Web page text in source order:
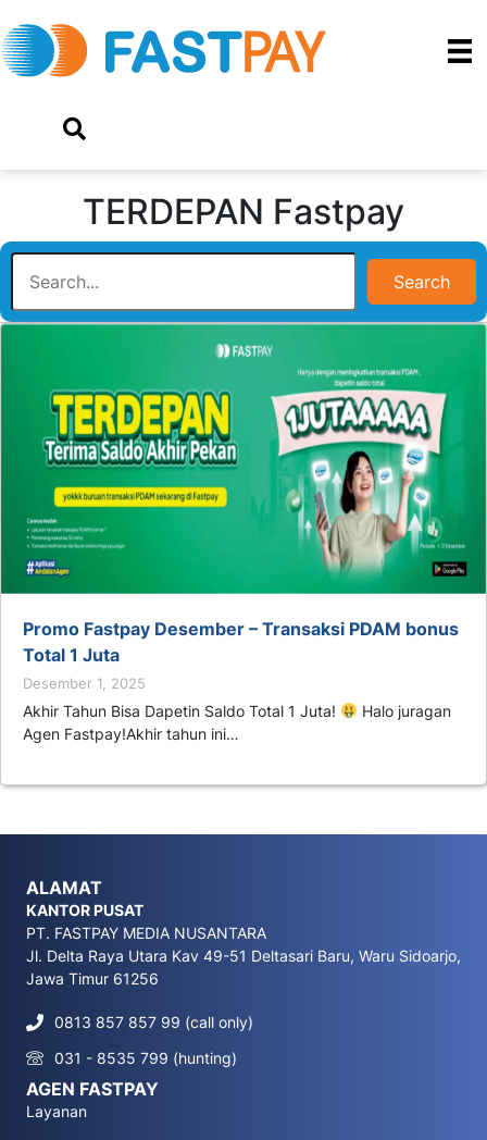
TERDEPAN Fastpay
Search
Promo Fastpay Desember – Transaksi PDAM bonus
Total 1 Juta
Desember 1, 2025
Akhir Tahun Bisa Dapetin Saldo Total 1 Juta!
Halo juragan
Agen Fastpay!Akhir tahun ini…
ALAMAT
KANTOR PUSAT
PT. FASTPAY MEDIA NUSANTARA
Jl. Delta Raya Utara Kav 49-51 Deltasari Baru, Waru Sidoarjo,
Jawa Timur 61256
0813 857 857 99 (call only)
031 - 8535 799 (hunting)
AGEN FASTPAY
Layanan